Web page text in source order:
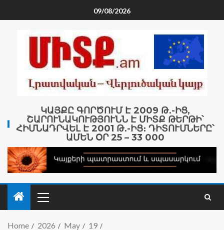
09/08/2026
ԿԱՅՔԸ ԳՈՐԾՈՒՄ Է 2009 Թ․-ԻՑ,
ՇԱՐՈՒՆԱԿՈՒԹՅՈՒՆՆ Է ՄԻՏՔ ԹԵՐԹԻ՝
ՀԻՄՆԱԴՐՎԵԼ Է 2001 Թ․-ԻՑ։ ԴԻՏՈՒՄՆԵՐԸ՝
ԱՄԵՆ ՕՐ 25 – 33 000
Home 2026 May
19